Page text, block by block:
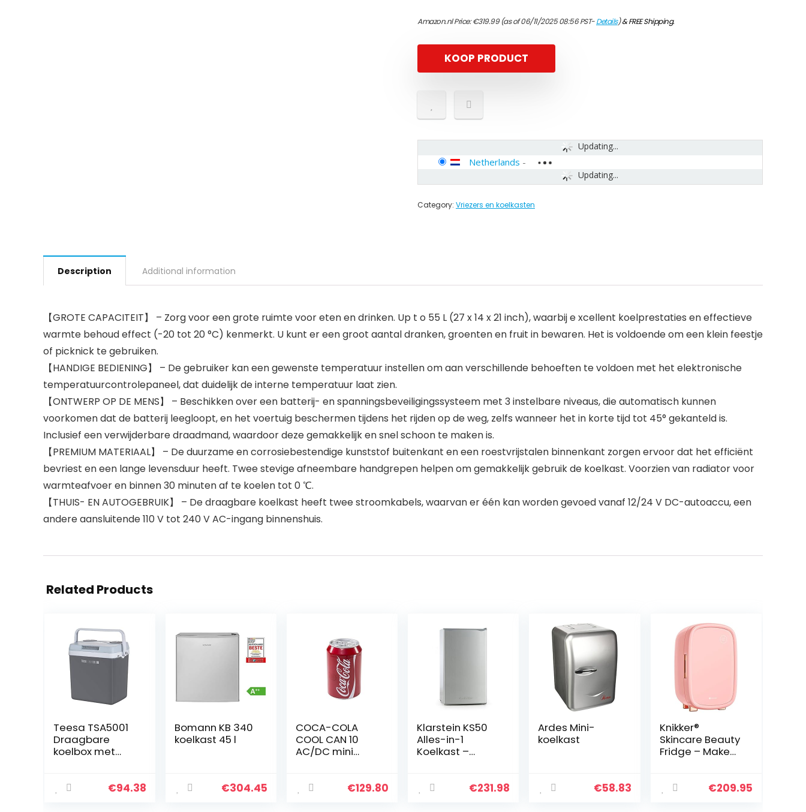
Amazon.nl Price:€319.99(as of 06/11/2025 08:56 PST-Details)&FREE Shipping.
KOOP PRODUCT
Updating...
Updating...
Netherlands -
Category: Vriezers en koelkasten
Description Additional information
【GROTE CAPACITEIT】 – Zorg voor een grote ruimte voor eten en drinken. Up t o 55 L (27 x 14 x 21 inch), waarbij e xcellent koelprestaties en effectieve
warmte behoud effect (-20 tot 20 °C) kenmerkt. U kunt er een groot aantal dranken, groenten en fruit in bewaren. Het is voldoende om een klein feestje
of picknick te gebruiken.
【HANDIGE BEDIENING】 – De gebruiker kan een gewenste temperatuur instellen om aan verschillende behoeften te voldoen met het elektronische
temperatuurcontrolepaneel, dat duidelijk de interne temperatuur laat zien.
【ONTWERP OP DE MENS】 – Beschikken over een batterij- en spanningsbeveiligingssysteem met 3 instelbare niveaus, die automatisch kunnen
voorkomen dat de batterij leegloopt, en het voertuig beschermen tijdens het rijden op de weg, zelfs wanneer het in korte tijd tot 45° gekanteld is.
Inclusief een verwijderbare draadmand, waardoor deze gemakkelijk en snel schoon te maken is.
【PREMIUM MATERIAAL】 – De duurzame en corrosiebestendige kunststof buitenkant en een roestvrijstalen binnenkant zorgen ervoor dat het efficiënt
bevriest en een lange levensduur heeft. Twee stevige afneembare handgrepen helpen om gemakkelijk gebruik de koelkast. Voorzien van radiator voor
warmteafvoer en binnen 30 minuten af te koelen tot 0 ℃.
【THUIS- EN AUTOGEBRUIK】 – De draagbare koelkast heeft twee stroomkabels, waarvan er één kan worden gevoed vanaf 12/24 V DC-autoaccu, een
andere aansluitende 110 V tot 240 V AC-ingang binnenshuis.
Related Products
Teesa TSA5001
Draagbare
koelbox met
€94.38
Bomann KB 340
koelkast 45 l
€304.45
COCA-COLA
COOL CAN 10
AC/DC mini
design, 12 V/230
€129.80
Klarstein KS50
Alles-in-1
Koelkast –
Koelkast 90L, 7L
€231.98
Ardes Mini-
koelkast
€58.83
Knikker®
Skincare Beauty
Fridge – Make
Roze
€209.95